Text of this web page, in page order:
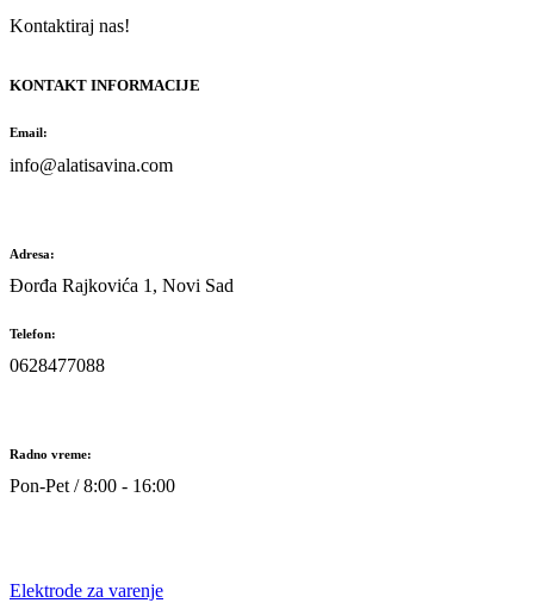
Kontaktiraj nas!
KONTAKT INFORMACIJE
Email:
info@alatisavina.com
Adresa:
Đorđa Rajkovića 1, Novi Sad
Telefon:
0628477088
Radno vreme:
Pon-Pet / 8:00 - 16:00
Elektrode za varenje